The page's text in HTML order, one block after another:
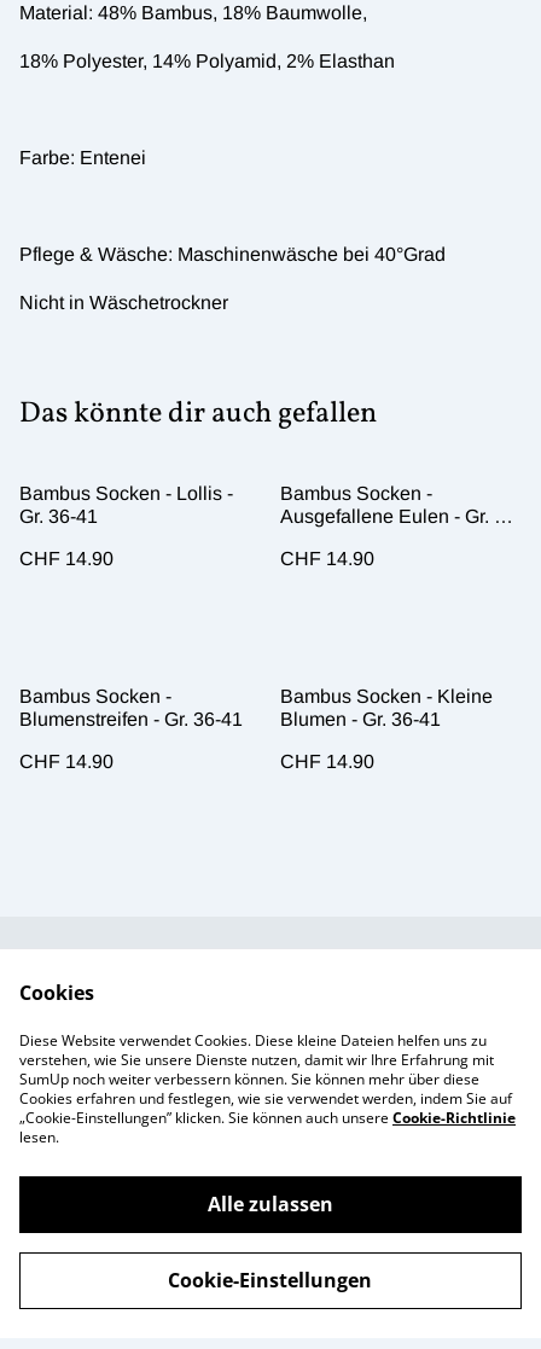
Material: 48% Bambus, 18% Baumwolle,
18% Polyester, 14% Polyamid, 2% Elasthan
Farbe: Entenei
Pflege & Wäsche: Maschinenwäsche bei 40°Grad
Nicht in Wäschetrockner
Das könnte dir auch gefallen
Bambus Socken - Lollis -
Gr. 36-41
CHF 14.90
Bambus Socken -
Ausgefallene Eulen - Gr. 36-
CHF 14.90
Bambus Socken -
Blumenstreifen - Gr. 36-41
CHF 14.90
Bambus Socken - Kleine
Blumen - Gr. 36-41
CHF 14.90
Öffnungszeiten
Impressum
Cookie-Richtlinie
Produkte
Enchanté Store - Thun
Cookies
Diese Website verwendet Cookies. Diese kleine Dateien helfen uns zu
verstehen, wie Sie unsere Dienste nutzen, damit wir Ihre Erfahrung mit
SumUp noch weiter verbessern können. Sie können mehr über diese
Cookies erfahren und festlegen, wie sie verwendet werden, indem Sie auf
„Cookie-Einstellungen” klicken. Sie können auch unsereCookie-Richtlinie
lesen.
Alle zulassen
Cookie-Einstellungen